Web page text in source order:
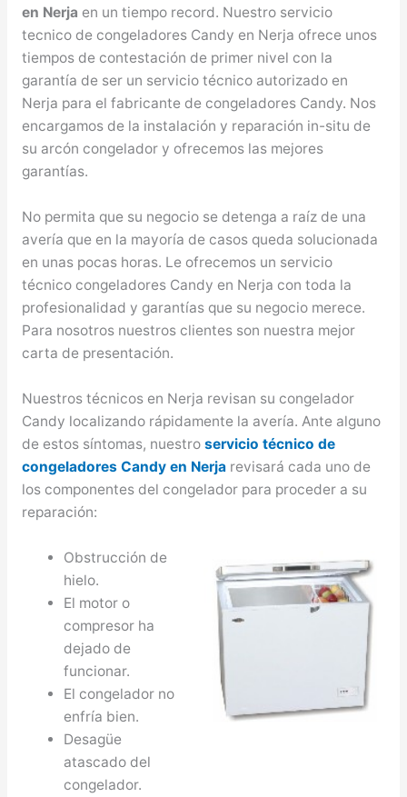
en Nerja en un tiempo record. Nuestro servicio
tecnico de congeladores Candy en Nerja ofrece unos
tiempos de contestación de primer nivel con la
garantía de ser un servicio técnico autorizado en
Nerja para el fabricante de congeladores Candy. Nos
encargamos de la instalación y reparación in-situ de
su arcón congelador y ofrecemos las mejores
garantías.
No permita que su negocio se detenga a raíz de una
avería que en la mayoría de casos queda solucionada
en unas pocas horas. Le ofrecemos un servicio
técnico congeladores Candy en Nerja con toda la
profesionalidad y garantías que su negocio merece.
Para nosotros nuestros clientes son nuestra mejor
carta de presentación.
Nuestros técnicos en Nerja revisan su congelador
Candy localizando rápidamente la avería. Ante alguno
de estos síntomas, nuestro servicio técnico de
congeladores Candy en Nerjarevisará cada uno de
los componentes del congelador para proceder a su
reparación:
Obstrucción de
hielo.
El motor o
compresor ha
dejado de
funcionar.
El congelador no
enfría bien.
Desagüe
atascado del
congelador.